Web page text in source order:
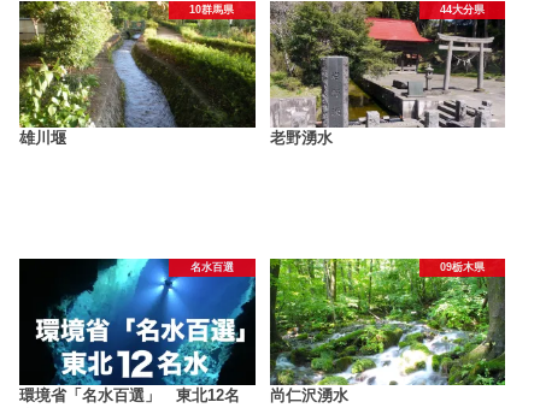
10群馬県
雄川堰
44大分県
老野湧水
名水百選
環境省「名水百選」 東北12名
09栃木県
尚仁沢湧水